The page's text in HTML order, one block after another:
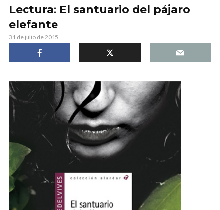
Lectura: El santuario del pájaro
elefante
31 de julio de 2015